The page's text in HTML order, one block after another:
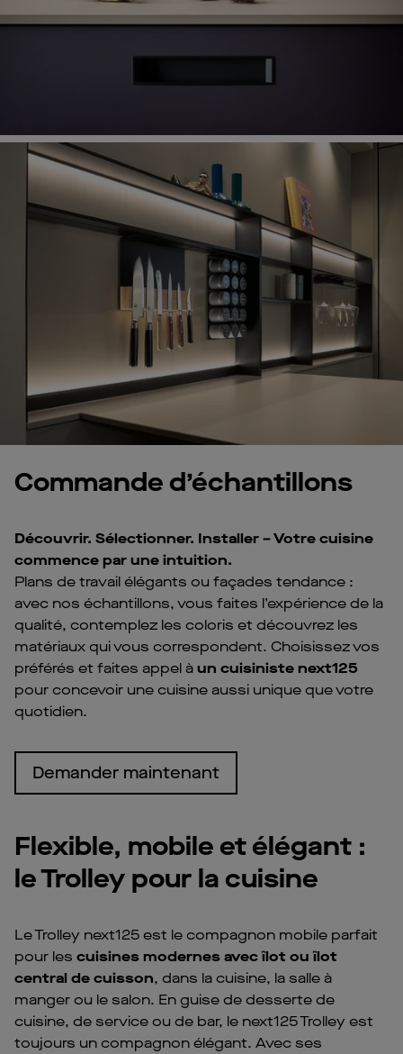
Commande d’échantillons
Découvrir. Sélectionner. Installer – Votre cuisine
commence par une intuition.
Plans de travail élégants ou façades tendance :
avec nos échantillons, vous faites l’expérience de la
qualité, contemplez les coloris et découvrez les
matériaux qui vous correspondent. Choisissez vos
préférés et faites appel àun cuisiniste next125
pour concevoir une cuisine aussi unique que votre
quotidien.
Demander maintenant
Flexible, mobile et élégant :
le Trolley pour la cuisine
Le Trolley next125 est le compagnon mobile parfait
pour les cuisines modernes avec îlot ou îlot
central de cuisson, dans la cuisine, la salle à
manger ou le salon. En guise de desserte de
cuisine, de service ou de bar, le next125 Trolley est
toujours un compagnon élégant. Avec ses